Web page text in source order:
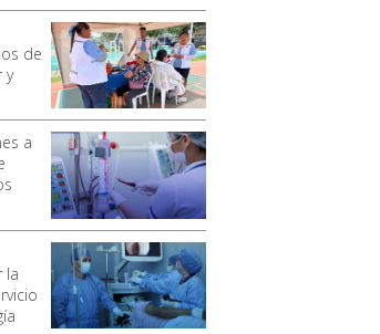
de
y
a
la